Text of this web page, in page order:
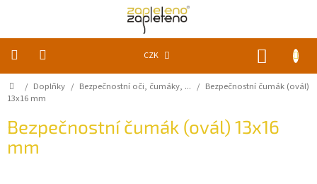
CZK
KLUBKA
k
Akce
a
Domů
/ Doplňky / Bezpečnostní oči, čumáky, ... / Bezpečnostní čumák (ovál)
13x16 mm
Bezpečnostní čumák (ovál) 13x16
mm